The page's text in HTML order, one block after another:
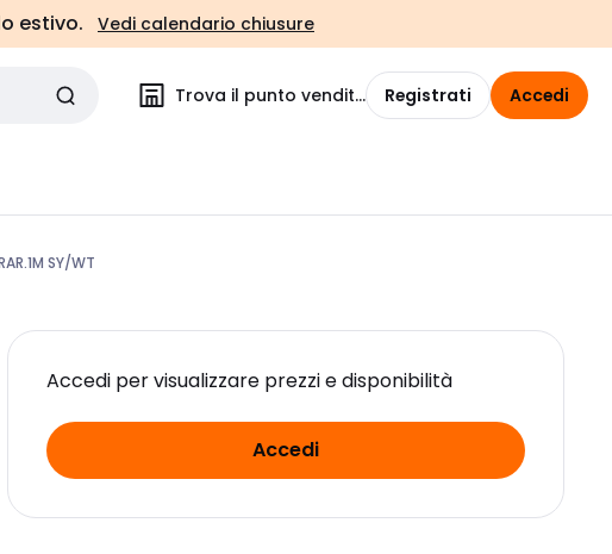
estivo. Vedi calendario chiusure
Trova il punto vendita Registrati Accedi
SY/WT
Accedi per visualizzare prezzi e disponibilità
Accedi